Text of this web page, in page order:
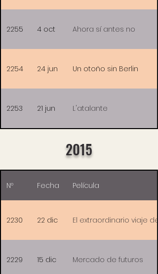
2255 4 oct Ahora sí antes no
2254 24 jun Un otoño sin Berlin
2253 21 jun L'atalante
2015
Nº Fecha Película
2230 22 dic El extraordinario viaje de
2229 15 dic Mercado de futuros